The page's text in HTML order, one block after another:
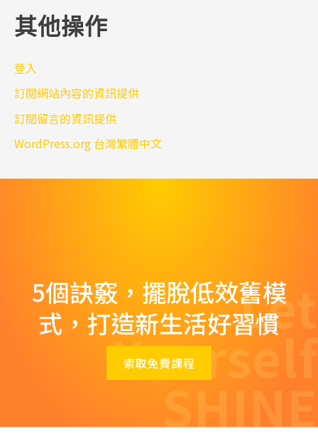
其他操作
登入
訂閱網站內容的資訊提供
訂閱留言的資訊提供
WordPress.org 台灣繁體中文
5個訣竅，擺脫低效舊模
式，打造新生活好習慣
索取免費課程
Let
Yourself
SHINE